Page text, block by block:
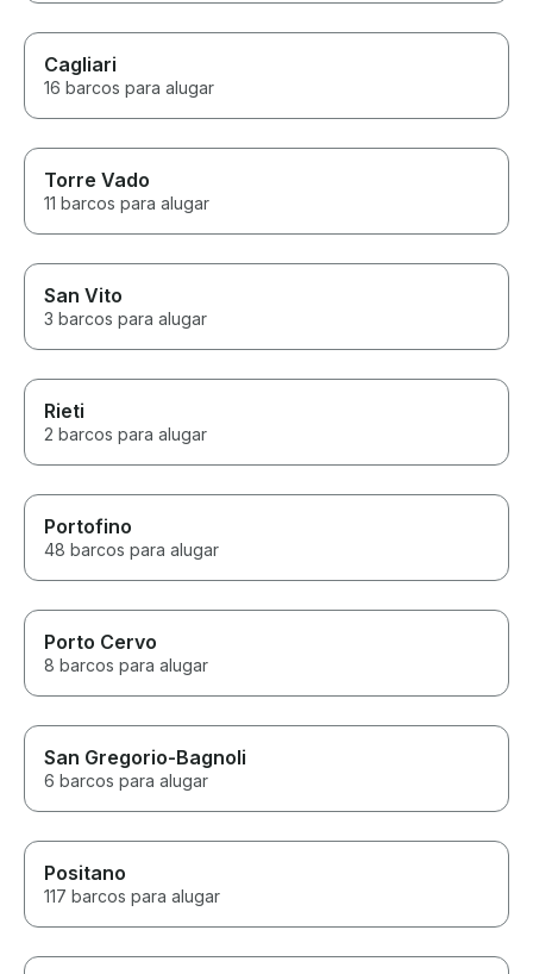
Cagliari
16 barcos para alugar
Torre Vado
11 barcos para alugar
San Vito
3 barcos para alugar
Rieti
2 barcos para alugar
Portofino
48 barcos para alugar
Porto Cervo
8 barcos para alugar
San Gregorio-Bagnoli
6 barcos para alugar
Positano
117 barcos para alugar